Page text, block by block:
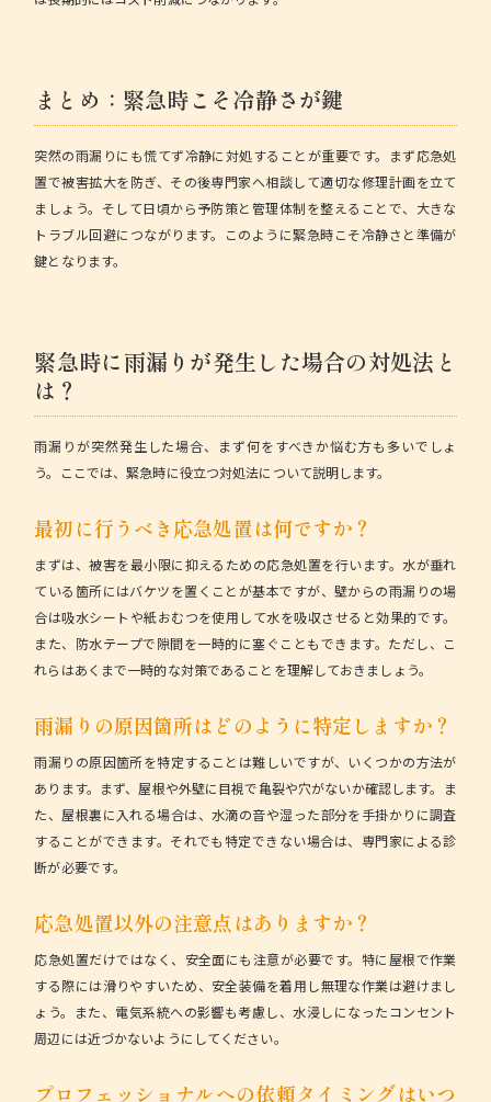
まとめ：緊急時こそ冷静さが鍵
突然の雨漏りにも慌てず冷静に対処することが重要です。まず応急処
置で被害拡大を防ぎ、その後専門家へ相談して適切な修理計画を立て
ましょう。そして日頃から予防策と管理体制を整えることで、大きな
トラブル回避につながります。このように緊急時こそ冷静さと準備が
鍵となります。
緊急時に雨漏りが発生した場合の対処法と
は？
雨漏りが突然発生した場合、まず何をすべきか悩む方も多いでしょ
う。ここでは、緊急時に役立つ対処法について説明します。
最初に行うべき応急処置は何ですか？
まずは、被害を最小限に抑えるための応急処置を行います。水が垂れ
ている箇所にはバケツを置くことが基本ですが、壁からの雨漏りの場
合は吸水シートや紙おむつを使用して水を吸収させると効果的です。
また、防水テープで隙間を一時的に塞ぐこともできます。ただし、こ
れらはあくまで一時的な対策であることを理解しておきましょう。
雨漏りの原因箇所はどのように特定しますか？
雨漏りの原因箇所を特定することは難しいですが、いくつかの方法が
あります。まず、屋根や外壁に目視で亀裂や穴がないか確認します。ま
た、屋根裏に入れる場合は、水滴の音や湿った部分を手掛かりに調査
することができます。それでも特定できない場合は、専門家による診
断が必要です。
応急処置以外の注意点はありますか？
応急処置だけではなく、安全面にも注意が必要です。特に屋根で作業
する際には滑りやすいため、安全装備を着用し無理な作業は避けまし
ょう。また、電気系統への影響も考慮し、水浸しになったコンセント
周辺には近づかないようにしてください。
プロフェッショナルへの依頼タイミングはいつ